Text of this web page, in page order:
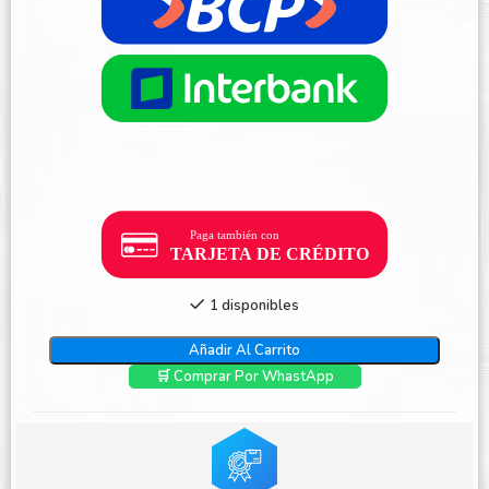
1 disponibles
Añadir Al Carrito
🛒 Comprar Por WhastApp